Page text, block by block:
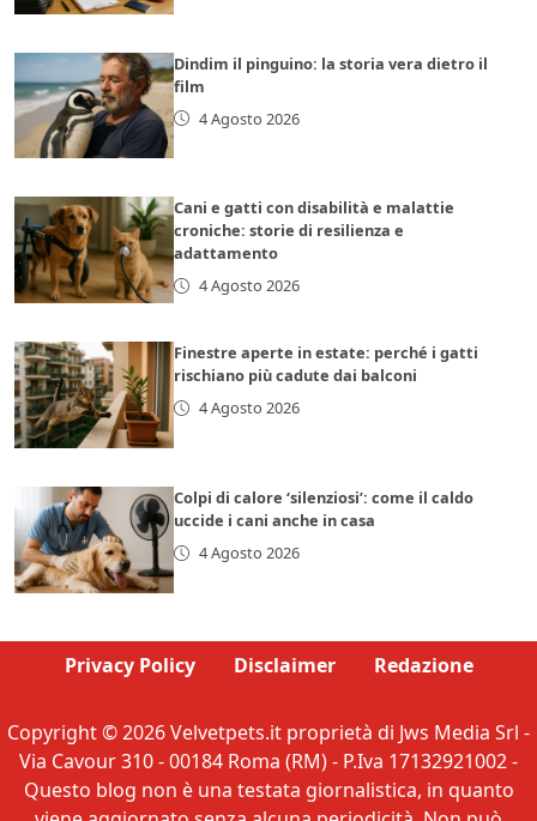
Dindim il pinguino: la storia vera dietro il
film
4 Agosto 2026
Cani e gatti con disabilità e malattie
croniche: storie di resilienza e
adattamento
4 Agosto 2026
Finestre aperte in estate: perché i gatti
rischiano più cadute dai balconi
4 Agosto 2026
Colpi di calore ‘silenziosi’: come il caldo
uccide i cani anche in casa
4 Agosto 2026
Privacy Policy Disclaimer Redazione
Copyright © 2026 Velvetpets.it proprietà di Jws Media Srl -
Via Cavour 310 - 00184 Roma (RM) - P.Iva 17132921002 -
Questo blog non è una testata giornalistica, in quanto